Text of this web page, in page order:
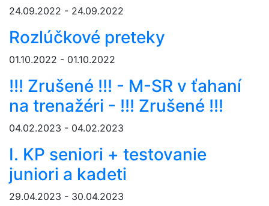
24.09.2022 - 24.09.2022
Rozlúčkové preteky
01.10.2022 - 01.10.2022
!!! Zrušené !!! - M-SR v ťahaní
na trenažéri - !!! Zrušené !!!
04.02.2023 - 04.02.2023
I. KP seniori + testovanie
juniori a kadeti
29.04.2023 - 30.04.2023